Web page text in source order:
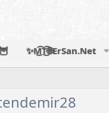
✨M͜͡T͜͡🌐ErSan.Net